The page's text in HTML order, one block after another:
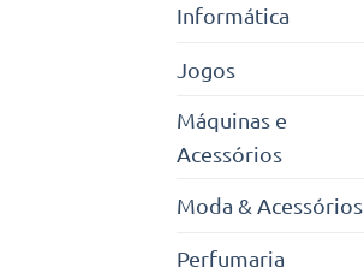
Informática
Jogos
Máquinas e
Acessórios
Moda & Acessórios
Perfumaria